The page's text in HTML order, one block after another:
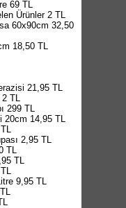
69 TL
Ürünler 2 TL
60x90cm 32,50
18,50 TL
21,95 TL
TL
299 TL
20cm 14,95 TL
2,95 TL
TL
TL
9,95 TL